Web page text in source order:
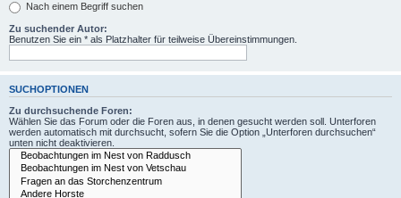
Nach einem Begriff suchen
Zu suchender Autor:
Benutzen Sie ein * als Platzhalter für teilweise Übereinstimmungen.
SUCHOPTIONEN
Zu durchsuchende Foren:
Wählen Sie das Forum oder die Foren aus, in denen gesucht werden soll. Unterforen
werden automatisch mit durchsucht, sofern Sie die Option „Unterforen durchsuchen“
unten nicht deaktivieren.